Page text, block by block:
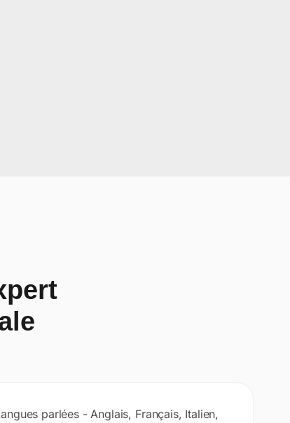
parlées - Anglais, Français, Italien,